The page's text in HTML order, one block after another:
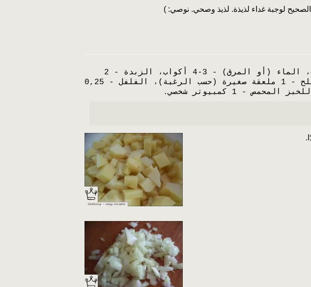
لوجبة غداء لذيذة. لذيذ وصحي. نوصي: )
البطاطس - 800 جرام، البصل - 50-70 جرام، الحليب - 2 كوب، الماء (أو المرق) - 3-4 أكواب، الزبدة - 2
ملعقة كبيرة. ملاعق، دقيق - 1-2 ملعقة كبيرة. الملاعق، الملح - 1 ملعقة صغيرة (حسب الرغبة)، الفلفل - 0,25